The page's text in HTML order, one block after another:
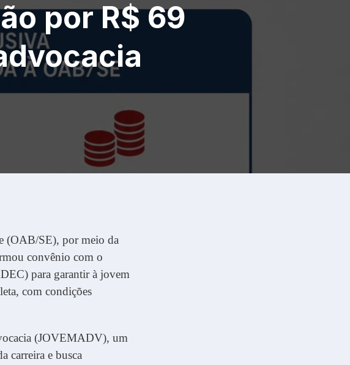
por R$ 69
(OAB/SE), por meio da
convênio com o
para garantir à jovem
com condições
(JOVEMADV), um
carreira e busca